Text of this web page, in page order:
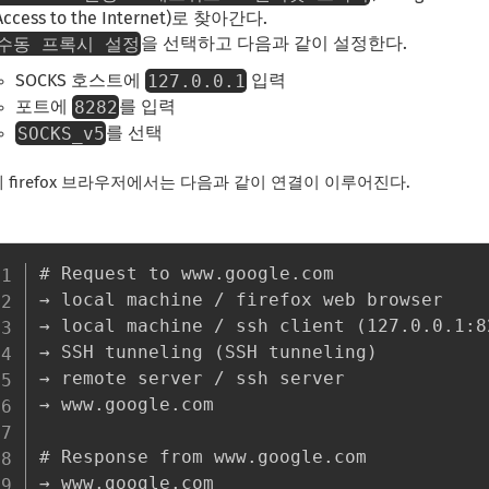
to the Internet)로 찾아간다.
동 프록시 설정 을 선택하고 다음과 같이 설정한다.
SOCKS 호스트에 127.0.0.1
입력
포트에
8282를 입력
SOCKS_v5를 선택
firefox 브라우저에서는 다음과 같이 연결이 이루어진다.
# Request to www.google.com
→ local machine / firefox web browser
→ local machine / ssh client
→ SSH tunneling (SSH tunneling)
→ remote server / ssh server
→ www.google.com
# Response from www.google.com
→ www.google.com